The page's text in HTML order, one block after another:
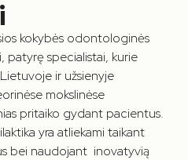
kokybės odontologinės
patyrę specialistai, kurie
ir užsienyje
mokslinėse
pritaiko gydant pacientus.
yra atliekami taikant
bei naudojant inovatyvią